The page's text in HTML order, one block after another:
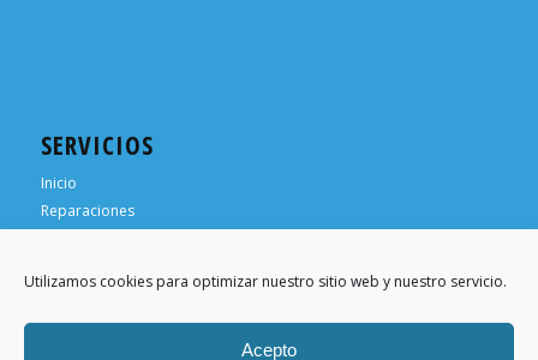
Utilizamos cookies para optimizar nuestro sitio web y nuestro servicio.
Acepto
SERVICIOS
Inicio
Reparaciones
Trabaja para nosotros